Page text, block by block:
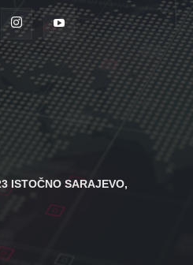
ISTOČNO SARAJEVO,